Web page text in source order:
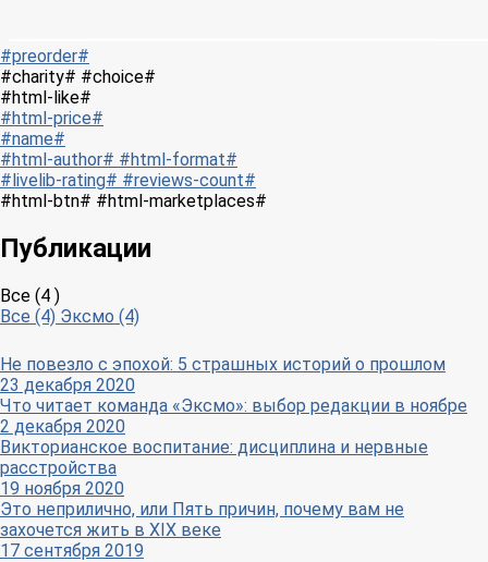
#preorder#
#charity# #choice#
#html-like#
#html-price#
#name#
#html-author# #html-format#
#livelib-rating# #reviews-count#
#html-btn# #html-marketplaces#
Публикации
Все (4 )
Все (4) Эксмо (4)
Не повезло с эпохой: 5 страшных историй о прошлом
23 декабря 2020
Что читает команда «Эксмо»: выбор редакции в ноябре
2 декабря 2020
Викторианское воспитание: дисциплина и нервные
расстройства
19 ноября 2020
Это неприлично, или Пять причин, почему вам не
захочется жить в XIX веке
17 сентября 2019